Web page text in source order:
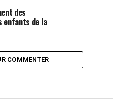
des
enfants de la
COMMENTER